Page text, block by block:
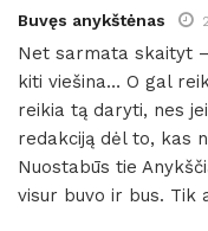
Buvęs anykštėnas
Net sarmata skaityt
kiti viešina… O gal
reikia tą daryti, nes
redakciją dėl to, kas
Nuostabūs tie
visur buvo ir bus. Tik